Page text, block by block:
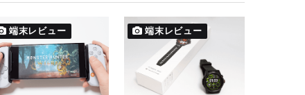
端末レビュー 端末レビュー